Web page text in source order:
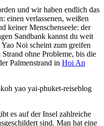
und wir haben endlich das
einen verlassenen, weißen
keiner Menschenseele: der
Sandbank kannst du weit
Noi scheint zum greifen
ohne Probleme, bis die
Palmenstrand in Hoi An
es auf der Insel zahlreiche
sind. Man hat eine